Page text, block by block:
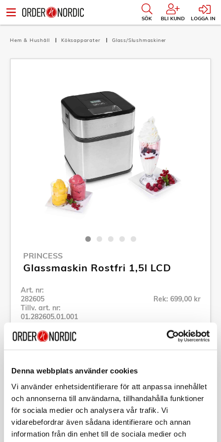
Denna webbplats använder cookies
Vi använder enhetsidentifierare för att anpassa innehållet
och annonserna till användarna, tillhandahålla funktioner
för sociala medier och analysera vår trafik. Vi
vidarebefordrar även sådana identifierare och annan
information från din enhet till de sociala medier och
SÖK BLI KUND LOGGA IN
Hem & Hushåll Köksapparater Glass/Slushmaskiner
PRINCESS
Glassmaskin Rostfri 1,5l LCD
Art. nr:
282605
Tillv. art. nr:
01.282605.01.001
Rek: 699,00 kr
Specifikation
Beskrivning
Art. nr:282605
Tillv. art. nr: